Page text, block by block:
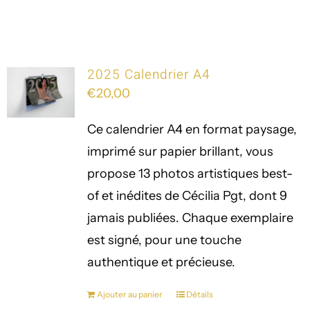
2025 Calendrier A4
€20,00
Ce calendrier A4 en format paysage,
imprimé sur papier brillant, vous
propose 13 photos artistiques best-
of et inédites de Cécilia Pgt, dont 9
jamais publiées. Chaque exemplaire
est signé, pour une touche
authentique et précieuse.
Ajouter au panier Détails